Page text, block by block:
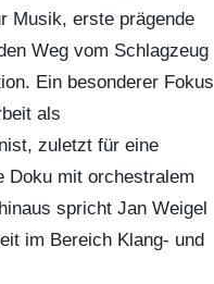
Musik, erste prägende
Weg vom Schlagzeug
Ein besonderer Fokus
als
zuletzt für eine
Doku mit orchestralem
spricht Jan Weigel
im Bereich Klang- und